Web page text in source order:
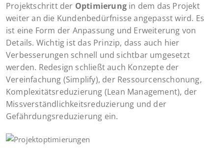
Projektschritt der Optimierung in dem das Projekt
weiter an die Kundenbedürfnisse angepasst wird. Es
ist eine Form der Anpassung und Erweiterung von
Details. Wichtig ist das Prinzip, dass auch hier
Verbesserungen schnell und sichtbar umgesetzt
werden. Redesign schließt auch Konzepte der
Vereinfachung (Simplify), der Ressourcenschonung,
Komplexitätsreduzierung (Lean Management), der
Missverständlichkeitsreduzierung und der
Gefährdungsreduzierung ein.